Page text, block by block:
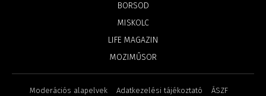
BORSOD
MISKOLC
LIFE MAGAZIN
MOZIMŰSOR
Moderációs alapelvek Adatkezelési tájékoztató
ÁSZF